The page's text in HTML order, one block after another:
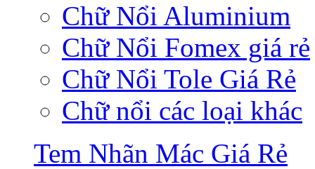
Chữ Nổi Aluminium
Chữ Nổi Fomex giá rẻ
Chữ Nổi Tole Giá Rẻ
Chữ nổi các loại khác
Tem Nhãn Mác Giá Rẻ